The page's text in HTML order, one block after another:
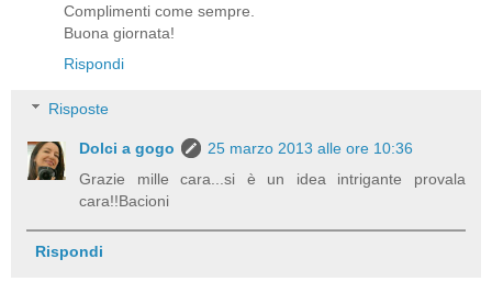
Complimenti come sempre.
Buona giornata!
Rispondi
Risposte
Dolci a gogo
25 marzo 2013 alle ore 10:36
Grazie mille cara...si è un idea intrigante provala
cara!!Bacioni
Rispondi